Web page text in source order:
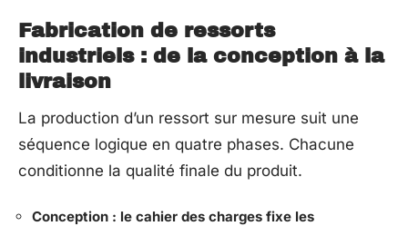
Fabrication de ressorts
industriels : de la conception à la
livraison
La production d’un ressort sur mesure suit une
séquence logique en quatre phases. Chacune
conditionne la qualité finale du produit.
Conception : le cahier des charges fixe les